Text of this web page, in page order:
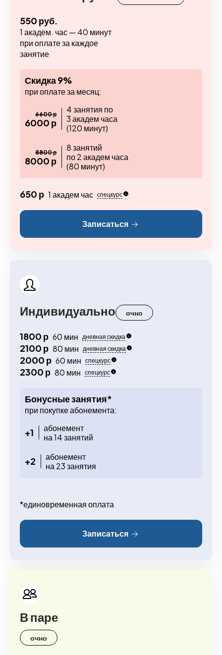
550 руб.
1 академ. час — 40 минут
при оплате за каждое
занятие
Скидка 9%
при оплате за месяц:
6600 р
6000 р
4 занятия по
3 академ часа
(120 минут)
8800 р
8000 р
8 занятий
по 2 академ часа
(80 минут)
650 р 1 академ час спецкурс
Записаться
Индивидуально очно
1800 р 60 мин дневная скидка
2100 р 80 мин дневная скидка
2000 р 60 мин спецкурс
2300 р 80 мин спецкурс
Бонусные занятия*
при покупке абонемента:
+1
абонемент
на 14 занятий
+2
абонемент
на 23 занятия
*единовременная оплата
Записаться
В паре
очно